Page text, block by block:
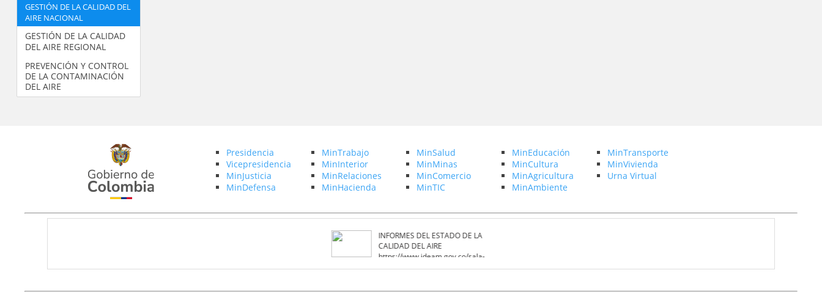
GESTIÓN DE LA CALIDAD DEL
AIRE NACIONAL
GESTIÓN DE LA CALIDAD
DEL AIRE REGIONAL
PREVENCIÓN Y CONTROL
DE LA CONTAMINACIÓN
DEL AIRE
Presidencia
Vicepresidencia
MinJusticia
MinDefensa
MinTrabajo
MinInterior
MinRelaciones
MinHacienda
MinSalud
MinMinas
MinComercio
MinTIC
MinEducación
MinCultura
MinAgricultura
MinAmbiente
MinTransporte
MinVivienda
Urna Virtual
INFORMES DEL ESTADO DE LA
CALIDAD DEL AIRE
https://www.ideam.gov.co/sala-
de-prensa/informes/Estado-de-la-